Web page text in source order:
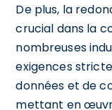
De plus, la
crucial dans la
nombreuses
exigences
données et de
mettant en